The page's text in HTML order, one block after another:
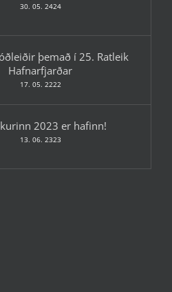
30. 05. 2424
þemað í 25. Ratleik
Hafnarfjarðar
17. 05. 2222
2023 er hafinn!
13. 06. 2323